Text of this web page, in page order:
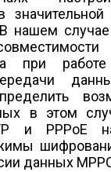
значительной
нашем случае
при
в этом
и PPPoE
данных